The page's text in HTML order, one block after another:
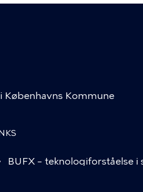
Kommune
BUFX – teknologiforståelse